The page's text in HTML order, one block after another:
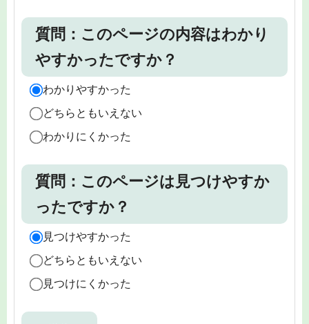
質問：このページの内容はわかり
やすかったですか？
わかりやすかった
どちらともいえない
わかりにくかった
質問：このページは見つけやすか
ったですか？
見つけやすかった
どちらともいえない
見つけにくかった